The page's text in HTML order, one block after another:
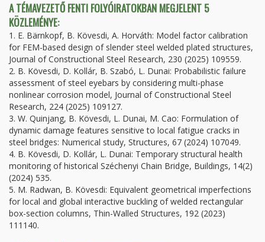
A TÉMAVEZETŐ FENTI FOLYÓIRATOKBAN MEGJELENT 5
KÖZLEMÉNYE:
1. E. Bärnkopf, B. Kövesdi, A. Horváth: Model factor calibration
for FEM-based design of slender steel welded plated structures,
Journal of Constructional Steel Research, 230 (2025) 109559.
2. B. Kövesdi, D. Kollár, B. Szabó, L. Dunai: Probabilistic failure
assessment of steel eyebars by considering multi-phase
nonlinear corrosion model, Journal of Constructional Steel
Research, 224 (2025) 109127.
3. W. Quinjang, B. Kövesdi, L. Dunai, M. Cao: Formulation of
dynamic damage features sensitive to local fatigue cracks in
steel bridges: Numerical study, Structures, 67 (2024) 107049.
4. B. Kövesdi, D. Kollár, L. Dunai: Temporary structural health
monitoring of historical Széchenyi Chain Bridge, Buildings, 14(2)
(2024) 535.
5. M. Radwan, B. Kövesdi: Equivalent geometrical imperfections
for local and global interactive buckling of welded rectangular
box-section columns, Thin-Walled Structures, 192 (2023)
111140.